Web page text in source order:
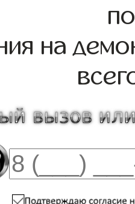
на